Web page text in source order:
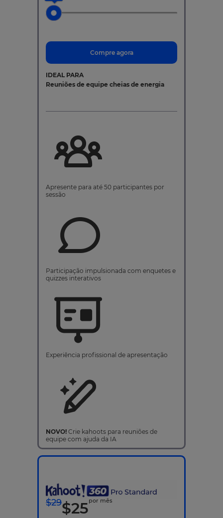
Compre agora
IDEAL PARA
Reuniões de equipe cheias de energia
Apresente para até 50 participantes por
sessão
Participação impulsionada com enquetes e
quizzes interativos
Experiência profissional de apresentação
NOVO! Crie kahoots para reuniões de
equipe com ajuda da IA
$29$25por mês